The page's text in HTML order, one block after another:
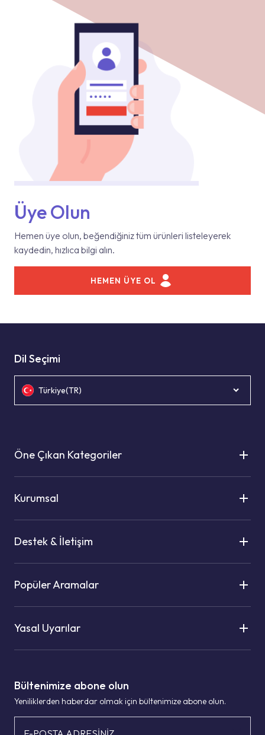
Üye Olun
Hemen üye olun, beğendiğiniz tüm ürünleri listeleyerek
kaydedin, hızlıca bilgi alın.
HEMEN ÜYE OL
Bültenimize abone olun
Yeniliklerden haberdar olmak için bültenimize abone olun.
Dil Seçimi
Türkiye(TR)
Öne Çıkan Kategoriler
Kurumsal
Destek & İletişim
Popüler Aramalar
Yasal Uyarılar